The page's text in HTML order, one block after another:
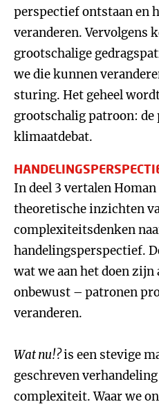
perspectief ontstaan en
veranderen. Vervolgens
grootschalige
we die kunnen
sturing. Het geheel
grootschalig patroon:
klimaatdebat.
In deel 3 vertalen Homan
theoretische inzichten
complexiteitsdenken
handelingsperspectief.
wat we aan het doen
onbewust – patronen
veranderen.
Wat nu!?is een stevige
geschreven
complexiteit. Waar we